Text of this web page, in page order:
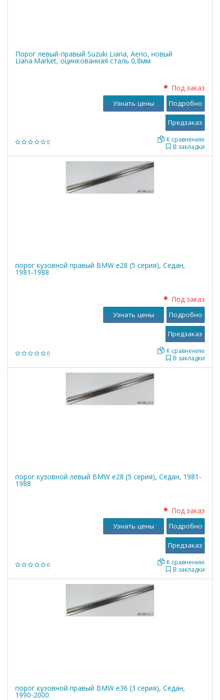
Порог левый-правый Suzuki Liana, Aerio, новый
Liana.Market, оцинкованная сталь 0,8мм
0
Под заказ
В закладки
К сравнению
Узнать цены Подробно
порог кузовной правый BMW е28 (5 серия), Седан,
1981-1988
0
Под заказ
В закладки
К сравнению
Узнать цены Подробно
порог кузовной левый BMW е28 (5 серия), Седан, 1981-
1988
0
Под заказ
В закладки
К сравнению
Узнать цены Подробно
порог кузовной правый BMW е36 (3 серия), Седан,
1990-2000